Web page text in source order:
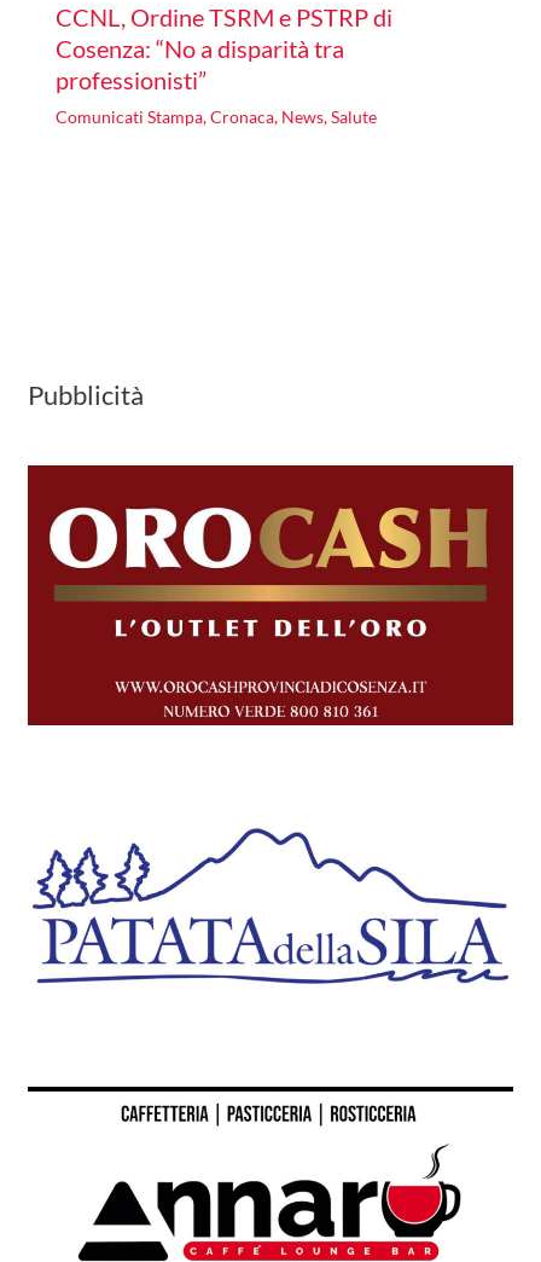
CCNL, Ordine TSRM e PSTRP di
Cosenza: “No a disparità tra
professionisti”
Comunicati Stampa,Cronaca, News,Salute
Pubblicità